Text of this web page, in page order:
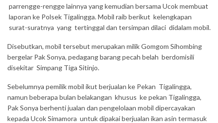
parrengge-rengge lainnya yang kemudian bersama Ucok membuat
laporan ke Polsek Tigalingga. Mobil raib berikut kelengkapan
surat-suratnya yang tertinggal dan tersimpan dilaci didalam mobil.
Disebutkan, mobil tersebut merupakan milik Gomgom Sihombing
bergelar Pak Sonya, pedagang barang pecah belah berdomisili
disekitar Simpang Tiga Sitinjo.
Sebelumnya pemilik mobil ikut berjualan ke Pekan Tigalingga,
namun beberapa bulan belakangan khusus ke pekan Tigalingga,
Pak Sonya berhenti jualan dan pengelolaan mobil dipercayakan
kepada Ucok Simamora untuk dipakai berjualan ikan asin termasuk